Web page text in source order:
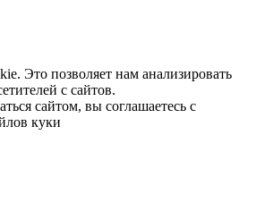
Это позволяет нам анализировать
с сайтов.
сайтом, вы соглашаетесь с
куки